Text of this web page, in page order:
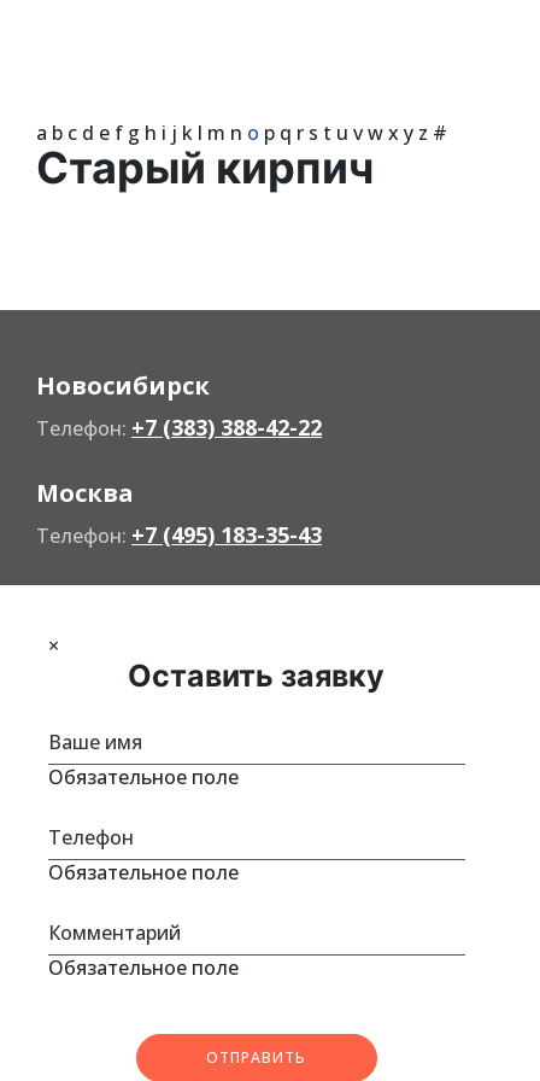
a b c d e f g h i j k l m n o p q r s t u vwx y z #
Старый кирпич
Новосибирск
Телефон: +7 (383) 388-42-22
Москва
Телефон: +7 (495) 183-35-43
×
Оставить заявку
Обязательное поле
Обязательное поле
Обязательное поле
ОТПРАВИТЬ